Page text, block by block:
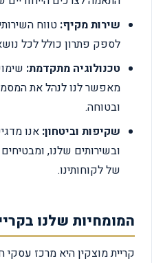
שירות מקיף:טווח
לספק פתרון כולל לכל נושא
טכנולוגיה מתקדמת:שימוש
מאפשר לנו לנהל את
ובטוחה.
שקיפות וביטחון:אנו
ובשירותים שלנו,
של לקוחותינו.
המומחיות שלנו
קריית מוצקין היא מרכז עסקי